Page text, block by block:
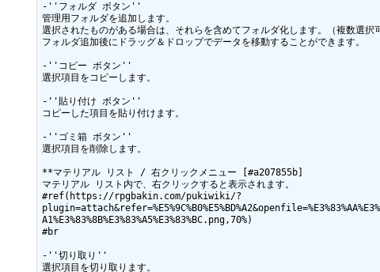
-''フォルダ ボタン''
管理用フォルダを追加します。
選択されたものがある場合は、それらを含めてフォルダ化します。（複数選択
フォルダ追加後にドラッグ＆ドロップでデータを移動することができます。
-''コピー ボタン''
選択項目をコピーします。
-''貼り付け ボタン''
コピーした項目を貼り付けます。
-''ゴミ箱 ボタン''
選択項目を削除します。
**マテリアル リスト / 右クリックメニュー [#a207855b]
マテリアル リスト内で、右クリックすると表示されます。
#ref(https://rpgbakin.com/pukiwiki/?
A1%E3%83%8B%E3%83%A5%E3%83%BC.png,70%)
#br
-''切り取り''
選択項目を切り取ります。